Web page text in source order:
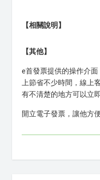
【相關說明】
【其他】
e首發票提供的操作介
上節省不少時間，線上
有不清楚的地方可以立
開立電子發票，讓他方